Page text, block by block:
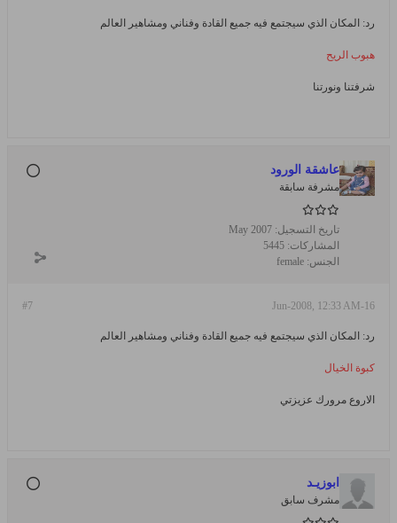
رد: المكان الذي سيجتمع فيه جميع القادة وفناني ومشاهير العالم
هبوب الريح
شرفتنا ونورتنا
عاشقة الورود
مشرفة سابقة
تاريخ التسجيل: May 2007
المشاركات: 5445
الجنس: female
#7 16-Jun-2008, 12:33 AM
رد: المكان الذي سيجتمع فيه جميع القادة وفناني ومشاهير العالم
كبوة الخيال
الاروع مرورك عزيزتي
ابوزيـد
مشرف سابق